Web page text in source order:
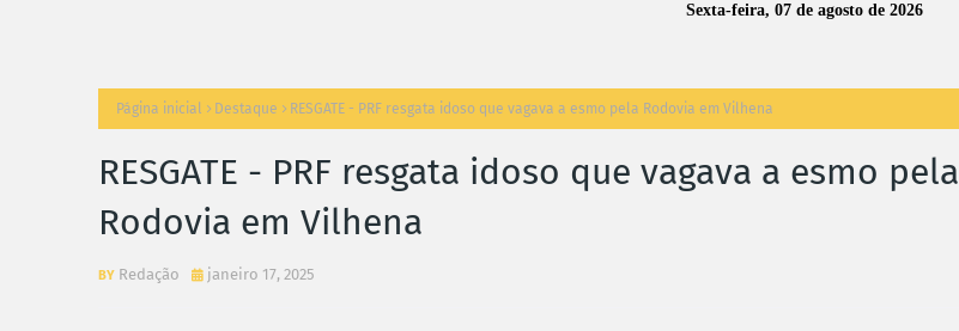
Sexta-feira, 07 de agosto de 2026
Página inicial Destaque RESGATE - PRF resgata idoso que vagava a esmo pela Rodovia em Vilhena
RESGATE - PRF resgata idoso que vagava a esmo pela
Rodovia em Vilhena
Redação janeiro 17, 2025